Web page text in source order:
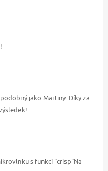
jako Martiny. Díky za
s funkcí "crisp"Na